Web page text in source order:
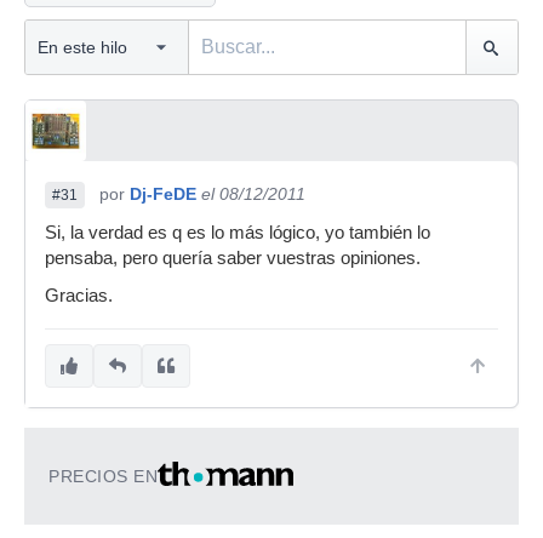
#31 por Dj-FeDE el 08/12/2011
Si, la verdad es q es lo más lógico, yo también lo
pensaba, pero quería saber vuestras opiniones.
Gracias.
PRECIOS EN